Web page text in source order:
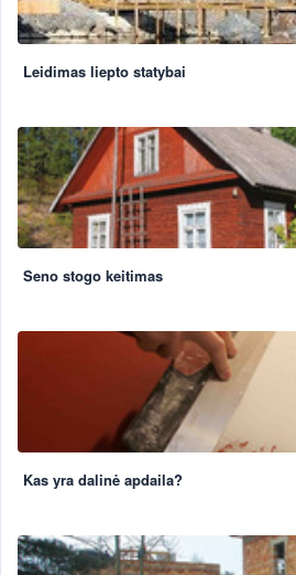
Leidimas liepto statybai
Seno stogo keitimas
Kas yra dalinė apdaila?